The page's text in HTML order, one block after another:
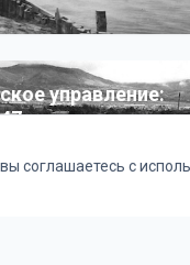
управление:
гг
соглашаетесь с